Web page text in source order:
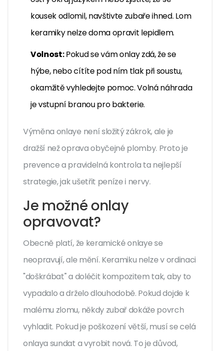
kousek odlomil, navštivte zubaře ihned. Lom
keramiky nelze doma opravit lepidlem.
Volnost:Pokud se vám onlay zdá, že se
hýbe, nebo cítíte pod ním tlak při soustu,
okamžitě vyhledejte pomoc. Volná náhrada
je vstupní branou pro bakterie.
Výměna onlaye není složitý zákrok, ale je
dražší než oprava obyčejné plomby. Proto je
prevence a pravidelná kontrola ta nejlepší
strategie, jak ušetřit peníze i nervy.
Je možné onlay
opravovat?
Obecně platí, že keramické onlaye se
neopravují, ale mění. Keramiku nelze v ordinaci
"doškrábat" a doléčit kompozitem tak, aby to
vypadalo a drželo dlouhodobě. Pokud dojde k
malému zlomu, někdy zubař dokáže povrch
vyhladit. Pokud je poškození větší, musí se celá
onlaya sundat a vyrobit nová. To je důvod,